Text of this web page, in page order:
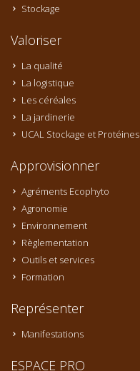
Stockage
Valoriser
La qualité
La logistique
Les céréales
La jardinerie
UCAL Stockage et Protéines
Approvisionner
Agréments Ecophyto
Agronomie
Environnement
Règlementation
Outils et services
Formation
Représenter
Manifestations
ESPACE PRO